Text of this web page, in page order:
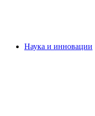
Наука и инновации